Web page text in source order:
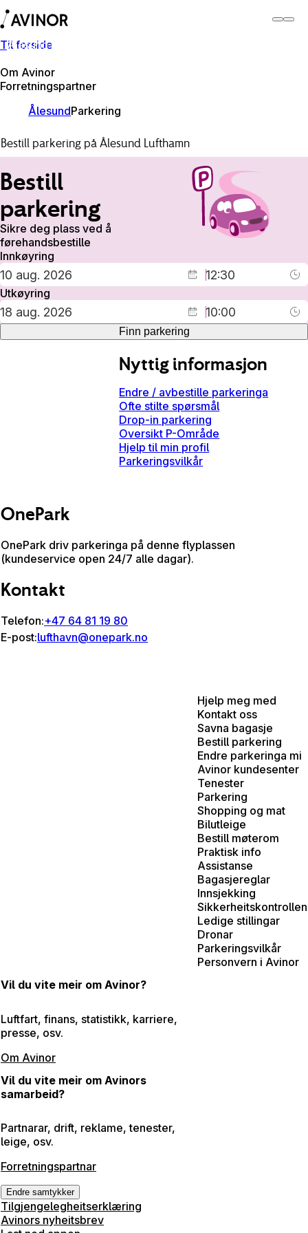
Til forside
Om Avinor
Forretningspartner
Ålesund lufthamn
ÅlesundParkering
Bestill parkering på Ålesund Lufthamn
Bestill
parkering
Sikre deg plass ved å
førehandsbestille
Innkøyring
Utkøyring
Finn parkering
Nyttig informasjon
Endre / avbestille parkeringa
Ofte stilte spørsmål
Drop-in parkering
Oversikt P-Område
Hjelp til min profil
Parkeringsvilkår
OnePark
OnePark driv parkeringa på denne flyplassen
(kundeservice open 24/7 alle dagar).
Kontakt
Telefon:+47 64 81 19 80
E-post:lufthavn@onepark.no
Hjelp meg med
Kontakt oss
Savna bagasje
Bestill parkering
Endre parkeringa mi
Avinor kundesenter
Tenester
Parkering
Shopping og mat
Bilutleige
Bestill møterom
Praktisk info
Assistanse
Bagasjereglar
Innsjekking
Sikkerheitskontrollen
Ledige stillingar
Dronar
Parkeringsvilkår
Personvern i Avinor
Vil du vite meir om Avinor?
Luftfart, finans, statistikk, karriere,
presse, osv.
Om Avinor
Vil du vite meir om Avinors
samarbeid?
Partnarar, drift, reklame, tenester,
leige, osv.
Forretningspartnar
Endre samtykker
Tilgjengelegheitserklæring
Avinors nyheitsbrev